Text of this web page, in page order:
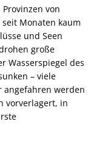
von
Monaten kaum
und Seen
große
Wasserspiegel des
– viele
angefahren werden
vorverlagert, in